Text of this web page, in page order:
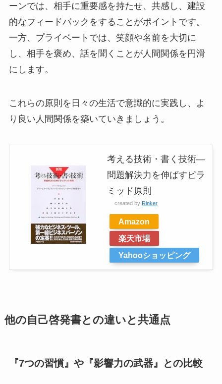
ーンでは、相手に重要感を持たせ、共感し、建設
的なフィードバックをすることがポイントです。
一方、プライベートでは、笑顔や名前を大切に
し、相手を褒め、話を聞くことが人間関係を円滑
にします。
これらの原則を日々の生活で意識的に実践し、よ
り良い人間関係を築いていきましょう。
考える技術・書く技術―
問題解決力を伸ばすピラ
ミッド原則
created by Rinker
Amazon
楽天市場
Yahooショッピング
他の自己啓発書との違いと共通点
『7つの習慣』や『影響力の武器』との比較